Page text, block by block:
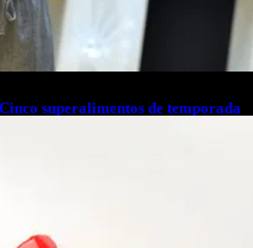
superalimentos de temporada